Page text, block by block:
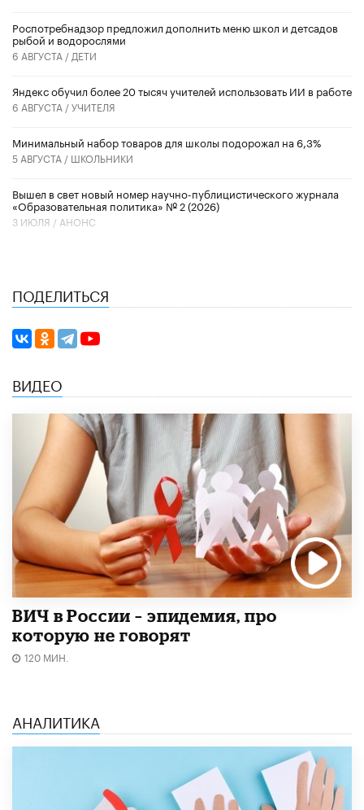
Роспотребнадзор предложил дополнить меню школ и детсадов
рыбой и водорослями
6 АВГУСТА / ДЕТИ
​Яндекс обучил более 20 тысяч учителей использовать ИИ в работе
6 АВГУСТА /УЧИТЕЛЯ
Минимальный набор товаров для школы подорожал на 6,3%
5 АВГУСТА / ШКОЛЬНИКИ
Вышел в свет новый номер научно-публицистического журнала
«Образовательная политика» № 2 (2026)
3 ИЮЛЯ / АНОНС
ПОДЕЛИТЬСЯ
ВИДЕО
ВИЧ в России – эпидемия, про
которую не говорят
120 МИН.
АНАЛИТИКА